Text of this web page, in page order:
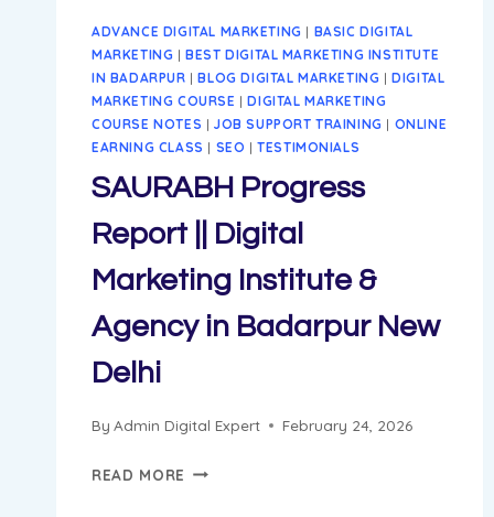
ADVANCE DIGITAL MARKETING | BASIC DIGITAL
MARKETING |BEST DIGITAL MARKETING INSTITUTE
IN BADARPUR |BLOG DIGITAL MARKETING |DIGITAL
MARKETING COURSE |DIGITAL MARKETING
COURSE NOTES | JOB SUPPORT TRAINING | ONLINE
EARNING CLASS | SEO |TESTIMONIALS
SAURABH Progress
Report || Digital
Marketing Institute &
Agency in Badarpur New
Delhi
By Admin Digital Expert February 24, 2026
READ MORE SAURABH